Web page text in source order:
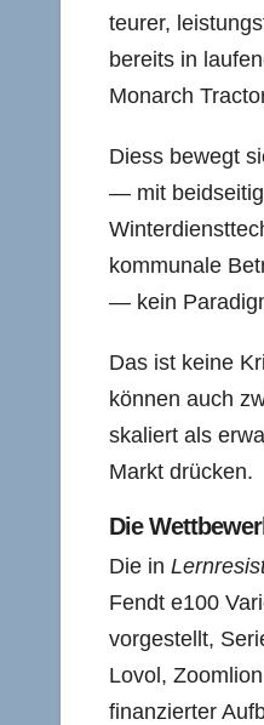
teurer,
bereits in
Monarch
Diess bewegt
— mit
kommunale
— kein
Das ist keine
können auch
skaliert als
Markt drücken.
Die
Die in
Fendt e100
vorgestellt,
Lovol,
finanzierter